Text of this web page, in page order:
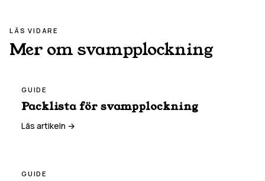
LÄS VIDARE
Mer om svampplockning
GUIDE
Packlista för svampplockning
Läs artikeln →
GUIDE